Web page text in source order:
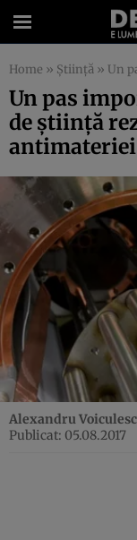
Home » Știință » Un pas
Un pas
de ştiinţă
antimateriei
Alexandru
Publicat: 05.08.2017